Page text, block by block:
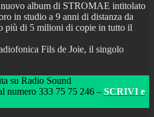
album di STROMAE intitolato
in studio a 9 anni di distanza da
più di 5 milioni di copie in tutto il
Fils de Joie, il singolo
su Radio Sound
numero 333 75 75 246 – SCRIVI e